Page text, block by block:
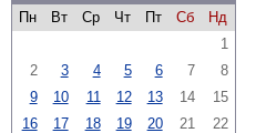
Пн
Вт Ср Чт Пт Сб
Нд
1
2
3 4 5 6 7
8
9
10 11 12 13 14
15
16
17 18 19 20 21
22